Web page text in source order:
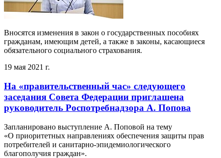
Вносятся изменения в закон о государственных пособиях
гражданам, имеющим детей, а также в законы, касающиеся
обязательного социального страхования.
19 мая 2021 г.
На «правительственный час» следующего
заседания Совета Федерации приглашена
руководитель Роспотребнадзора А. Попова
Запланировано выступление А. Поповой на тему
«О приоритетных направлениях обеспечения защиты прав
потребителей и санитарно-эпидемиологического
благополучия граждан».